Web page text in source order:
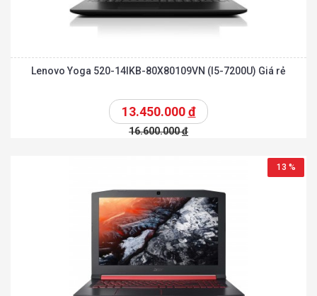
Lenovo Yoga 520-14IKB-80X80109VN (I5-7200U) Giá rẻ
13.450.000đ
16.600.000đ
13 %